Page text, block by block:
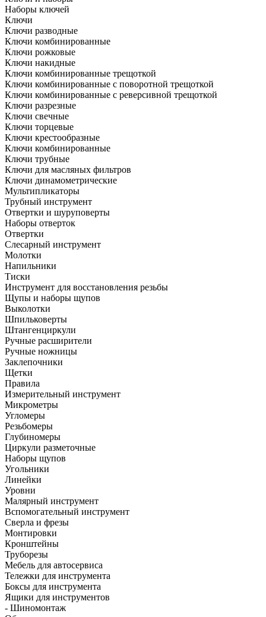
Наборы ключей
Ключи
Ключи разводные
Ключи комбинированные
Ключи рожковые
Ключи накидные
Ключи комбинированные трещоткой
Ключи комбинированные с поворотной трещоткой
Ключи комбинированные с реверсивной трещоткой
Ключи разрезные
Ключи свечные
Ключи торцевые
Ключи крестообразные
Ключи комбинированные
Ключи трубные
Ключи для масляных фильтров
Ключи динамометрические
Мультипликаторы
Трубный инструмент
Отвертки и шуруповерты
Наборы отверток
Отвертки
Слесарный инструмент
Молотки
Напильники
Тиски
Инструмент для восстановления резьбы
Щупы и наборы щупов
Выколотки
Шпильковерты
Штангенциркули
Ручные расширители
Ручные ножницы
Заклепочники
Щетки
Правила
Измерительный инструмент
Микрометры
Угломеры
Резьбомеры
Глубиномеры
Циркули разметочные
Наборы щупов
Угольники
Линейки
Уровни
Малярный инструмент
Вспомогательный инструмент
Сверла и фрезы
Монтировки
Кронштейны
Труборезы
Мебель для автосервиса
Тележки для инструмента
Боксы для инструмента
Ящики для инструментов
- Шиномонтаж